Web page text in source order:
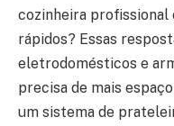
cozinheira
rápidos? Essas
eletrodomésticos e
precisa de mais
um sistema de